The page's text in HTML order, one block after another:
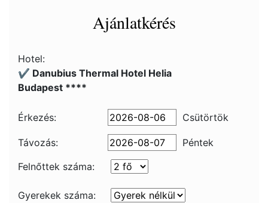
Ajánlatkérés
Hotel:
✔️ Danubius Thermal Hotel Helia
Budapest ****
Érkezés: Csütörtök
Távozás:
Péntek
Felnőttek száma:
Gyerekek száma: